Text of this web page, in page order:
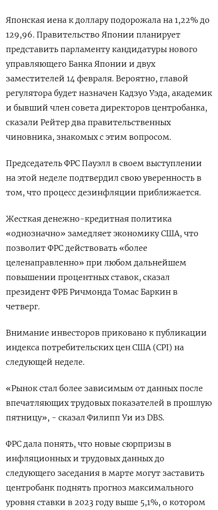
Японская иена к доллару подорожала на 1,22%​ до
129,96. Правительство Японии планирует
представить парламенту кандидатуры нового
управляющего Банка Японии и двух
заместителей 14 февраля. Вероятно, главой
регулятора будет назначен Кадзуо Уэда, академик
и бывший член совета директоров центробанка,
сказали Рейтер два правительственных
чиновника, знакомых с этим вопросом.
Председатель ФРС Пауэлл в своем выступлении
на этой неделе подтвердил свою уверенность в
том, что процесс дезинфляции приближается.
Жесткая денежно-кредитная политика
«однозначно» замедляет экономику США, что
позволит ФРС действовать «более
целенаправленно» при любом дальнейшем
повышении процентных ставок, сказал
президент ФРБ Ричмонда Томас Баркин в
четверг.
Внимание инвесторов приковано к публикации
индекса потребительских цен США (CPI) на
следующей неделе.
«Рынок стал более зависимым от данных после
впечатляющих трудовых показателей в прошлую
пятницу», - сказал Филипп Уи из DBS.
ФРС дала понять, что новые сюрпризы в
инфляционных и трудовых данных до
следующего заседания в марте могут заставить
центробанк поднять прогноз максимального
уровня ставки в 2023 году выше 5,1%, о котором